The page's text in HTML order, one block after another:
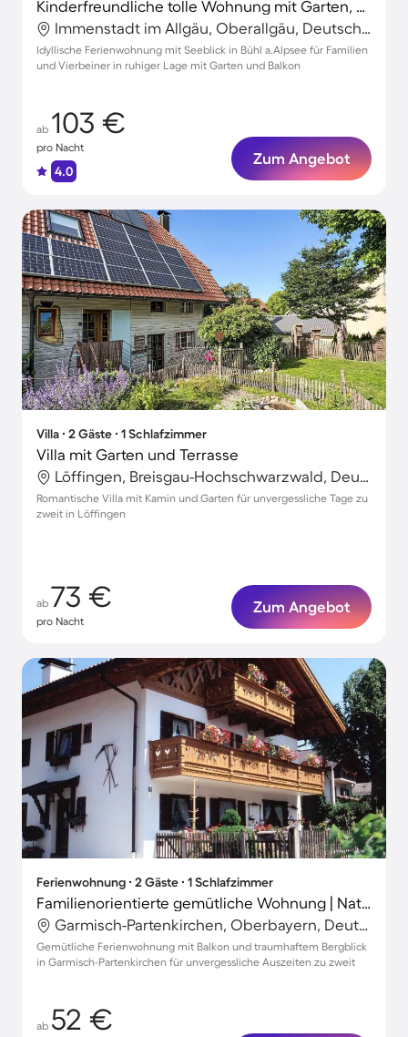
Kinderfreundliche tolle Wohnung mit Garten, Terrasse und Grill | Seeblick | Hunde erlaubt
Immenstadt im Allgäu, Oberallgäu, Deutschland
Idyllische Ferienwohnung mit Seeblick in Bühl a.Alpsee für Familien
und Vierbeiner in ruhiger Lage mit Garten und Balkon
ab 103 €
pro Nacht
4.0
Zum Angebot
Villa ∙ 2 Gäste ∙ 1 Schlafzimmer
Villa mit Garten und Terrasse
Löffingen, Breisgau-Hochschwarzwald, Deutschland
Romantische Villa mit Kamin und Garten für unvergessliche Tage zu
zweit in Löffingen
ab 73 €
pro Nacht
Zum Angebot
Ferienwohnung ∙ 2 Gäste ∙ 1 Schlafzimmer
Familienorientierte gemütliche Wohnung | Naturblick
Garmisch-Partenkirchen, Oberbayern, Deutschland
Gemütliche Ferienwohnung mit Balkon und traumhaftem Bergblick
in Garmisch-Partenkirchen für unvergessliche Auszeiten zu zweit
ab 52 €